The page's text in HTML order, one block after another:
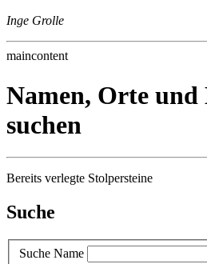
Inge Grolle
maincontent
Namen, Orte und
suchen
Bereits verlegte Stolpersteine
Suche
Suche Name